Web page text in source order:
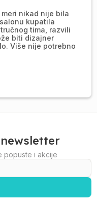
nikad nije bila
kupatila
tima, razvili
biti dizajner
Više nije potrebno
popuste i akcije